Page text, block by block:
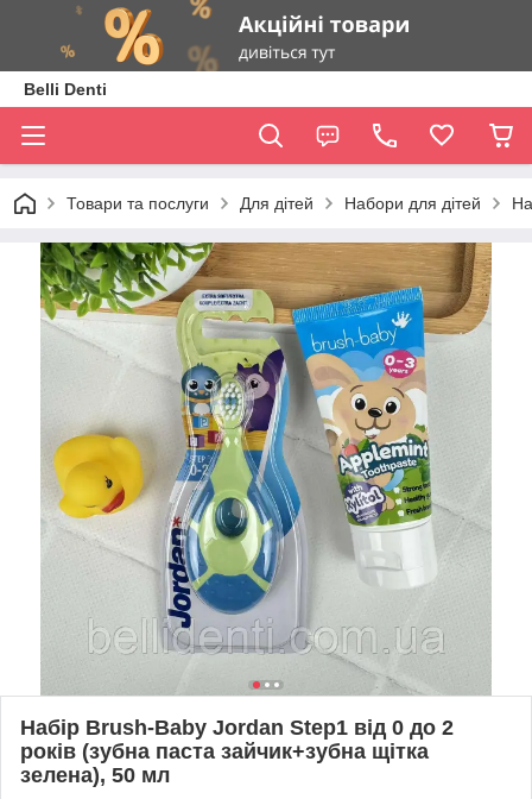
Belli Denti
Товари та послуги Для дітей Набори для дітей
Набір Brush-Baby Jordan Step1 від 0 до 2
років (зубна паста зайчик+зубна щітка
зелена), 50 мл